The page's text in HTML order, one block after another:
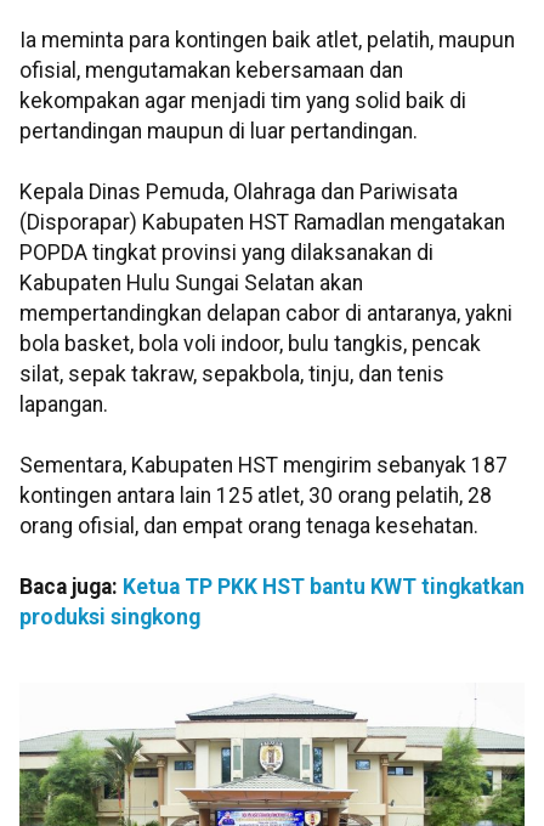
Ia meminta para kontingen baik atlet, pelatih, maupun
ofisial, mengutamakan kebersamaan dan
kekompakan agar menjadi tim yang solid baik di
pertandingan maupun di luar pertandingan.
Kepala Dinas Pemuda, Olahraga dan Pariwisata
(Disporapar) Kabupaten HST Ramadlan mengatakan
POPDA tingkat provinsi yang dilaksanakan di
Kabupaten Hulu Sungai Selatan akan
mempertandingkan delapan cabor di antaranya, yakni
bola basket, bola voli indoor, bulu tangkis, pencak
silat, sepak takraw, sepakbola, tinju, dan tenis
lapangan.
Sementara, Kabupaten HST mengirim sebanyak 187
kontingen antara lain 125 atlet, 30 orang pelatih, 28
orang ofisial, dan empat orang tenaga kesehatan.
Baca juga: Ketua TP PKK HST bantu KWT tingkatkan
produksi singkong